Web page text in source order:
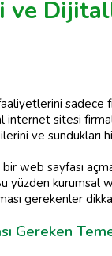
ve
sitesi
ve sundukları
web sayfası
yüzden
gerekenler
Gereken